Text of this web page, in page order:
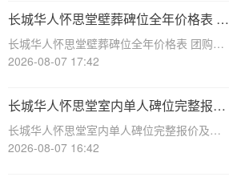
变，越来越多的人开始选择壁葬作为一种环
保、节约土地的殡葬方式。长城华人怀
长城华人怀思堂壁葬碑位全年价格表 团
购享专属折扣福利详解
长城华人怀思堂壁葬碑位全年价格表 团购享
专属折扣福利详解☎ 华人怀思堂电话:400-
化，越来越多的人开始选择壁葬作为一种环
保、节约土地的殡葬方式。长城华人
2026-08-07 17:42
长城华人怀思堂室内单人碑位完整报价
追思厅使用费用减免详解
长城华人怀思堂室内单人碑位完整报价及追
思厅使用费用减免详解☎ 华人怀思堂电
2026-08-07 16:42